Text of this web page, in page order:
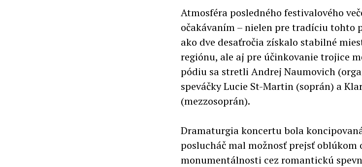
Atmosféra posledného festivalového
očakávaním – nielen pre tradíciu tohto
ako dve desaťročia získalo stabilné
regiónu, ale aj pre účinkovanie trojice
pódiu sa stretli Andrej Naumovich
speváčky Lucie St-Martin (soprán) a
(mezzosoprán).
Dramaturgia koncertu bola
poslucháč mal možnosť prejsť oblúkom
monumentálnosti cez romantickú